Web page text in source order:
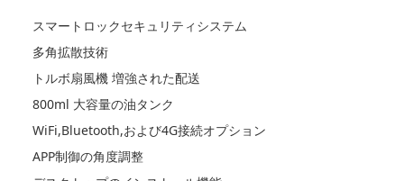
スマートロックセキュリティシステム
多角拡散技術
トルボ扇風機 増強された配送
800ml 大容量の油タンク
WiFi,Bluetooth,および4G接続オプション
APP制御の角度調整